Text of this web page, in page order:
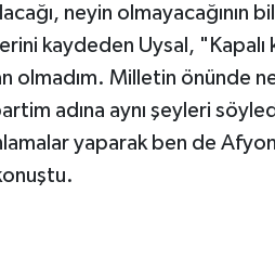
neyin olmayacağının
kaydeden Uysal, "Kapalı
olmadım. Milletin önünde
adına aynı şeyleri
yaparak ben de